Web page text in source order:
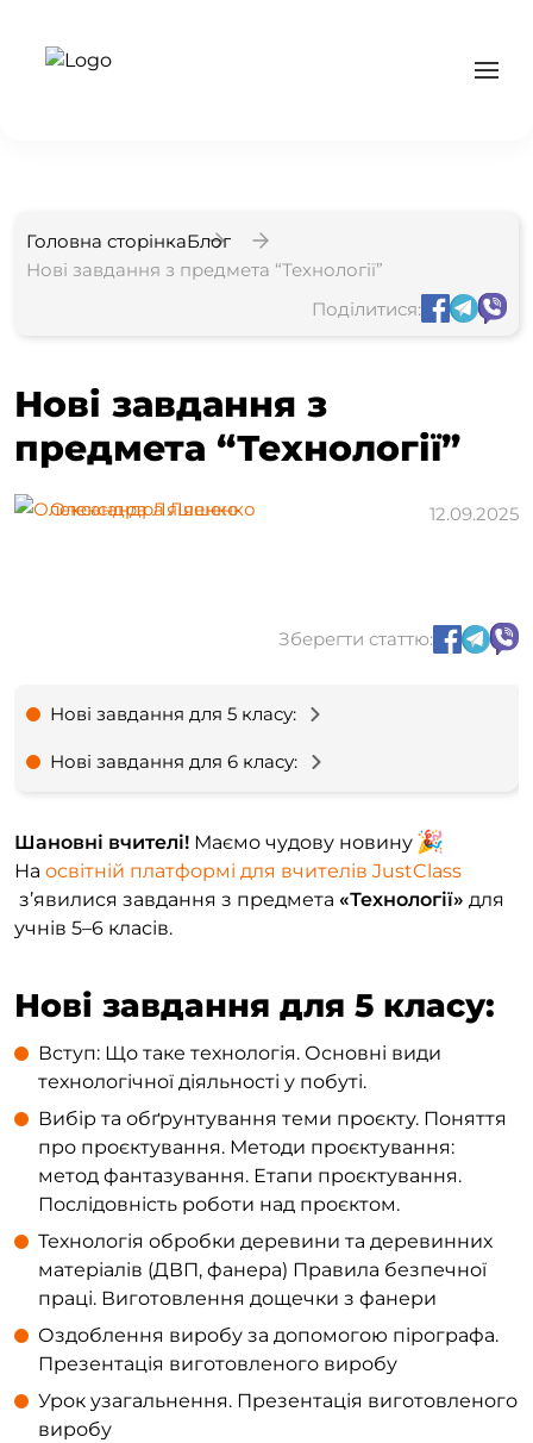
Головна сторінкаБлог
Нові завдання з предмета “Технології”
Поділитися:
Нові завдання з
предмета “Технології”
Олександра Ляшенко 12.09.2025
Зберегти статтю:
Нові завдання для 5 класу:
Нові завдання для 6 класу:
Шановні вчителі! Маємо чудову новину
На освітній платформі для вчителів JustClass
з’явилися завдання з предмета «Технології» для
учнів 5–6 класів.
Нові завдання для 5 класу:
Вступ: Що таке технологія. Основні види
технологічної діяльності у побуті.
Вибір та обґрунтування теми проєкту. Поняття
про проєктування. Методи проєктування:
метод фантазування. Етапи проєктування.
Послідовність роботи над проєктом.
Технологія обробки деревини та деревинних
матеріалів (ДВП, фанера) Правила безпечної
праці. Виготовлення дощечки з фанери
Оздоблення виробу за допомогою пірографа.
Презентація виготовленого виробу
Урок узагальнення. Презентація виготовленого
виробу